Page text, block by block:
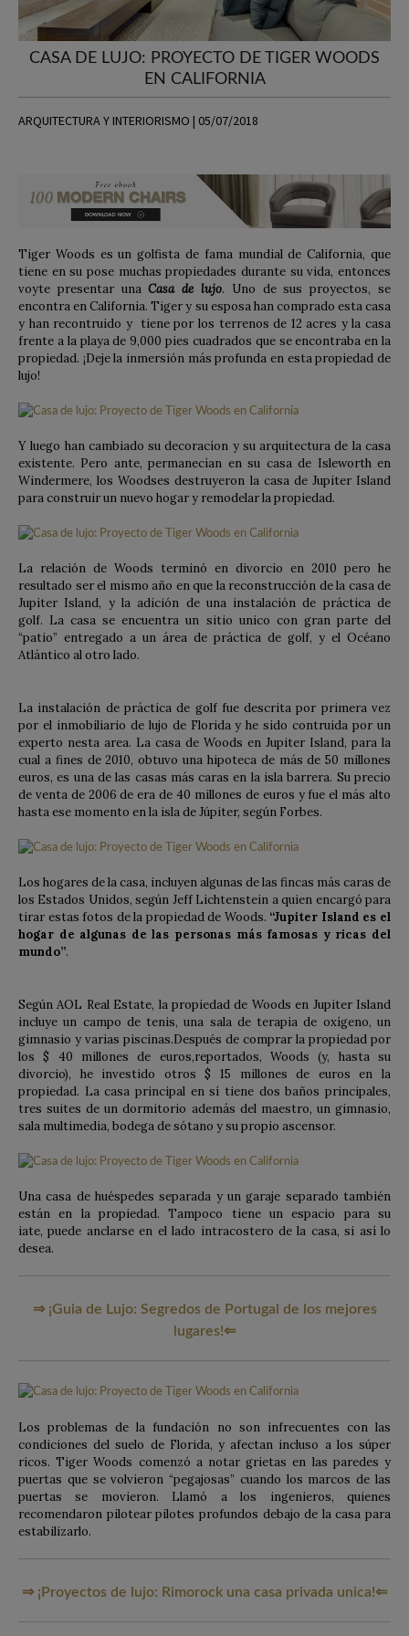
CASA DE LUJO: PROYECTO DE TIGER WOODS
EN CALIFORNIA
ARQUITECTURA Y INTERIORISMO | 05/07/2018
Tiger Woods es un golfista de fama mundial de California, que
tiene en su pose muchas propiedades durante su vida, entonces
voyte presentar unaCasa de lujo. Uno de sus proyectos, se
encontra en California. Tiger y su esposa han comprado esta casa
y han recontruido y tiene por los terrenos de 12 acres y la casa
frente a la playa de 9,000 pies cuadrados que se encontraba en la
propiedad. ¡Deje la inmersión más profunda en esta propiedad de
lujo!
Y luego han cambiado su decoracíon y su arquitectura de la casa
existente. Pero ante, permanecían en su casa de Isleworth en
Windermere, los Woodses destruyeron la casa de Jupiter Island
para construir un nuevo hogar y remodelar la propiedad.
La relación de Woods terminó en divorcio en 2010 pero he
resultado ser el mismo año en que la reconstrucción de la casa de
Jupiter Island, y la adición de una instalación de práctica de
golf. La casa se encuentra un sitio unico con gran parte del
“patio” entregado a un área de práctica de golf, y el Océano
Atlántico al otro lado.
La instalación de práctica de golf fue descrita por primera vez
por el inmobiliario de lujo de Florida y he sido contruida por un
experto nesta area. La casa de Woods en Jupiter Island, para la
cual a fines de 2010, obtuvo una hipoteca de más de 50 millones
euros, es una de las casas más caras en la isla barrera. Su precio
de venta de 2006 de era de 40 millones de euros y fue el más alto
hasta ese momento en la isla de Júpiter, según Forbes.
Los hogares de la casa, incluyen algunas de las fincas más caras de
los Estados Unidos, según Jeff Lichtenstein a quien encargó para
tirar estas fotos de la propiedad de Woods. “Jupiter Island es el
hogar de algunas de las personas más famosas y ricas del
mundo”.
Según AOL Real Estate, la propiedad de Woods en Jupiter Island
incluye un campo de tenis, una sala de terapia de oxígeno, un
gimnasio y varias piscinas.Después de comprar la propiedad por
los $ 40 millones de euros,reportados, Woods (y, hasta su
divorcio), he investido otros $ 15 millones de euros en la
propiedad. La casa principal en sí tiene dos baños principales,
tres suites de un dormitorio además del maestro, un gimnasio,
sala multimedia, bodega de sótano y su propio ascensor.
Una casa de huéspedes separada y un garaje separado también
están en la propiedad. Tampoco tiene un espacio para su
iate, puede anclarse en el lado intracostero de la casa, si así lo
desea.
⇒ ¡Guia de Lujo: Segredos de Portugal de los mejores
lugares!⇐
Los problemas de la fundación no son infrecuentes con las
condiciones del suelo de Florida, y afectan incluso a los súper
ricos. Tiger Woods comenzó a notar grietas en las paredes y
puertas que se volvieron “pegajosas” cuando los marcos de las
puertas se movieron. Llamó a los ingenieros, quienes
recomendaron pilotear pilotes profundos debajo de la casa para
estabilizarlo.
⇒ ¡Proyectos de lujo: Rimorock una casa privada unica!⇐